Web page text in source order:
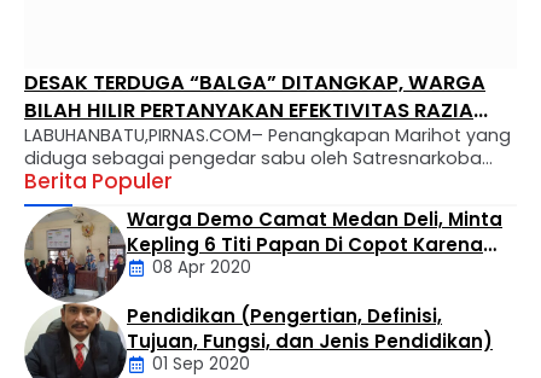
DESAK TERDUGA “BALGA” DITANGKAP, WARGA
BILAH HILIR PERTANYAKAN EFEKTIVITAS RAZIA
NARKOBA
LABUHANBATU,PIRNAS.COM– Penangkapan Marihot yang
diduga sebagai pengedar sabu oleh Satresnarkoba
Polres Labuhanbatu memicu gelombang keresahan
dan desakan dari masyarakat. Warga Kelurahan Negeri
Lama kini menuntut Polsek Bilah Hilir untuk segera
meringkus “Balga”, sosok yang santer disebut sebagai
suplayer sekaligus bandar besar yang mengendalikan
peredaran barang haram tersebut. Marihot diketahui
mengoperasikan bisnis haramnya di wilayah Titi …
Berita Populer
Daerah
Warga Demo Camat Medan Deli, Minta
Kepling 6 Titi Papan Di Copot Karena
Tak Perduli Sama Warganya
08 Apr 2020
Pendidikan (Pengertian, Definisi,
Tujuan, Fungsi, dan Jenis Pendidikan)
01 Sep 2020